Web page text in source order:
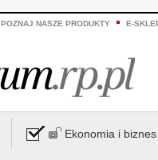
POZNAJ NASZE PRODUKTY E-
Ekonomia i biznes